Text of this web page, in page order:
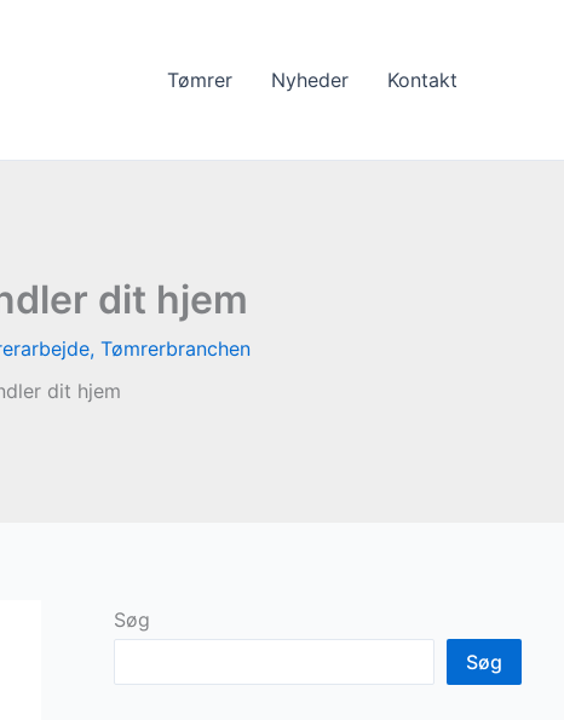
Tømrer Nyheder Kontakt
dit hjem
, Tømrerbranchen
dit hjem
Søg
Søg